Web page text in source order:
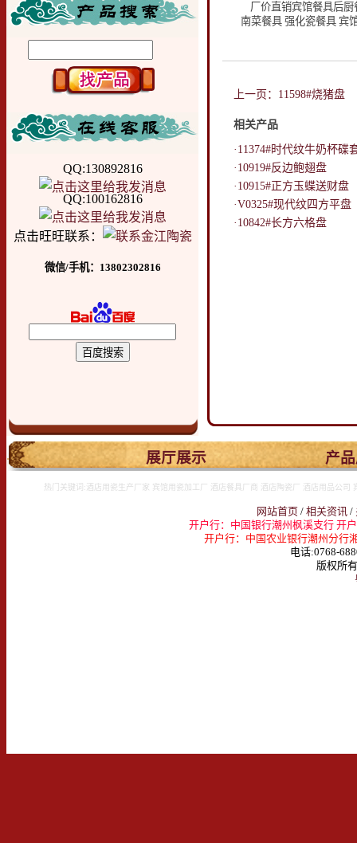
QQ:130892816
QQ:100162816
点击旺旺联系：
微信/手机：13802302816
厂价直销宾馆餐具后厨
南菜餐具 强化瓷餐具 宾
上一页：11598#烧猪盘
相关产品
·11374#时代纹牛奶杯碟
·10919#反边鲍翅盘
·10915#正方玉蝶送财盘
·V0325#现代纹四方平盘
·10842#长方六格盘
. 展厅展示 产
热门关键词:酒店用瓷生产厂家 宾馆用瓷加工厂 酒店餐具厂商 酒店陶瓷厂 酒店用品公
网站首页/ 相关资讯/
开户行：中国银行潮州枫溪支行 开
开户行：中国农业银行潮州分行
电话:0768-
版权所